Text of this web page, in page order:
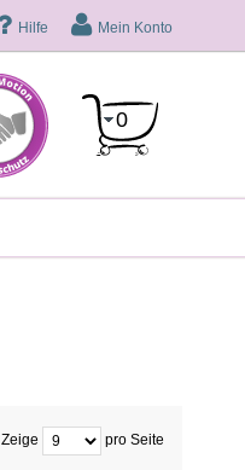
Hilfe Mein Konto
0
Zeige pro Seite